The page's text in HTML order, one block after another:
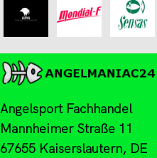
Angelsport Fachhandel
Mannheimer Straße 11
67655 Kaiserslautern, DE